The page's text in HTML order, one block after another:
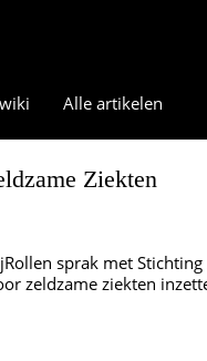
Alle artikelen
Ziekten
sprak met
zeldzame ziekten